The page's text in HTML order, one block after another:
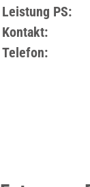
Leistung PS:
Kontakt:
Telefon: